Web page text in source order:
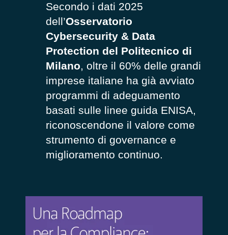
Secondo i dati 2025
dell’Osservatorio
Cybersecurity & Data
Protection del Politecnico di
Milano, oltre il 60% delle grandi
imprese italiane ha già avviato
programmi di adeguamento
basati sulle linee guida ENISA,
riconoscendone il valore come
strumento di governance e
miglioramento continuo.